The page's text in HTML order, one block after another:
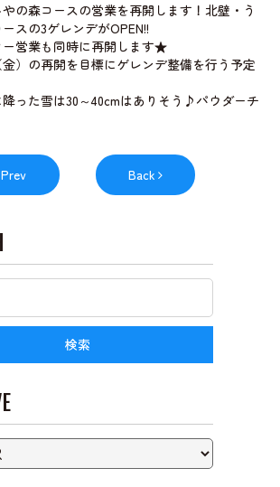
の森コースの営業を再開します！北壁・う
スの3ゲレンデがOPEN!!
営業も同時に再開します★
）の再開を目標にゲレンデ整備を行う予定
った雪は30～40cmはありそう♪パウダーチ
Prev Back